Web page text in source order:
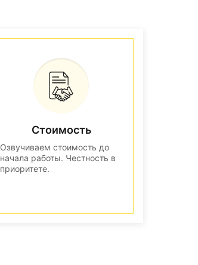
Стоимость
Озвучиваем стоимость до
начала работы. Честность в
приоритете.